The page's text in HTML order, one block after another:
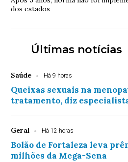
dos estados
Últimas notícias
Saúde Há 9 horas
Queixas sexuais na
tratamento, diz
Geral Há 12 horas
Bolão de Fortaleza leva
milhões da Mega-Sena